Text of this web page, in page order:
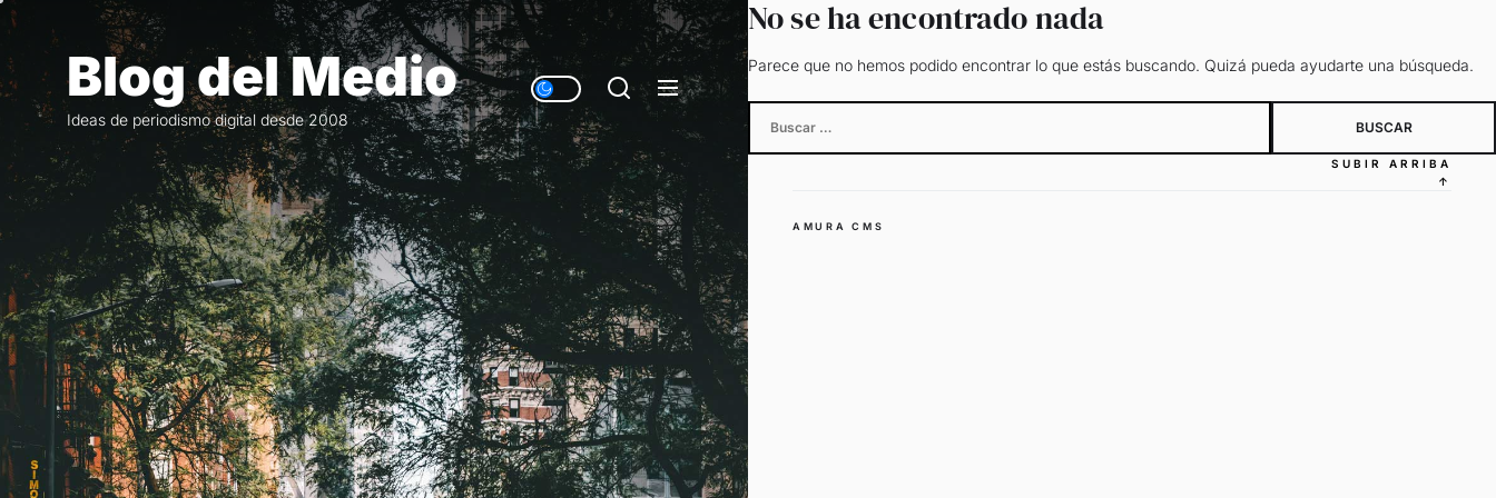
Saltar
contenidoBlog del Medio
Ideas de periodismo digital desde 2008
No se ha encontrado nada
Parece que no hemos podido encontrar lo que estás buscando. Quizá pueda ayudarte una búsqueda.
SUBIR ARRIBA
↑
AMURA CMS